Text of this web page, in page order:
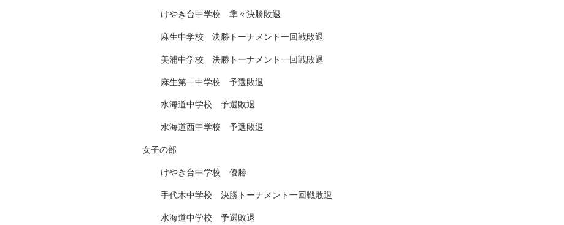
けやき台中学校 準々決勝敗退
麻生中学校 決勝トーナメント一回戦敗退
美浦中学校 決勝トーナメント一回戦敗退
麻生第一中学校 予選敗退
水海道中学校 予選敗退
水海道西中学校 予選敗退
女子の部
けやき台中学校 優勝
手代木中学校 決勝トーナメント一回戦敗退
水海道中学校 予選敗退